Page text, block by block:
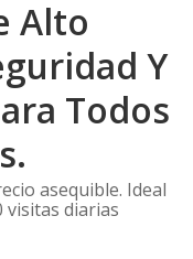
Alto
Y
Todos
asequible. Ideal
visitas diarias